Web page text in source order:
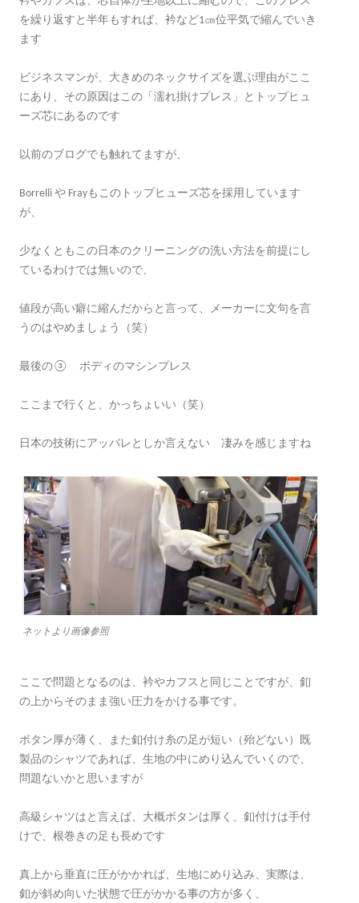
を繰り返すと半年もすれば、衿など1㎝位平気で縮んでいき
ます
ビジネスマンが、大きめのネックサイズを選ぶ理由がここ
にあり、その原因はこの「濡れ掛けプレス」とトップヒュ
ーズ芯にあるのです
以前のブログでも触れてますが、
Borrelli や Frayもこのトップヒューズ芯を採用しています
が、
少なくともこの日本のクリーニングの洗い方法を前提にし
ているわけでは無いので、
値段が高い癖に縮んだからと言って、メーカーに文句を言
うのはやめましょう（笑）
最後の③ ボディのマシンプレス
ここまで行くと、かっちょいい（笑）
日本の技術にアッバレとしか言えない 凄みを感じますね
ネットより画像参照
ここで問題となるのは、衿やカフスと同じことですが、釦
の上からそのまま強い圧力をかける事です。
ボタン厚が薄く、また釦付け糸の足が短い（殆どない）既
製品のシャツであれば、生地の中にめり込んでいくので、
問題ないかと思いますが
高級シャツはと言えば、大概ボタンは厚く、釦付けは手付
けで、根巻きの足も長めです
真上から垂直に圧がかかれば、生地にめり込み、実際は、
釦が斜め向いた状態で圧がかかる事の方が多く、